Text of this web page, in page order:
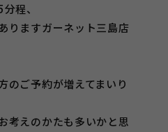
程、
りますガーネット三島店
のご予約が増えてまいり
考えのかたも多いかと思